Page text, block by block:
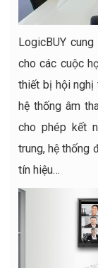
LogicBUY
cho các cuộc
thiết bị hội nghị
hệ thống âm
cho phép kết
trung, hệ thống
tín hiệu…